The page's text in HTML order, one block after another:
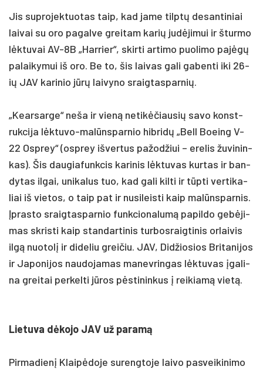
Jis su­pro­jek­tuo­tas taip, kad ja­me tilptų de­san­ti­niai
lai­vai su oro pa­gal­ve grei­tam ka­rių judė­ji­mui ir štur­mo
lėktu­vai AV-8B „Har­rier“, skir­ti ar­ti­mo puo­li­mo pa­jėgų
pa­lai­ky­mui iš oro. Be to, šis lai­vas ga­li ga­ben­ti iki 26-
ių JAV ka­ri­nio jūrų lai­vy­no sraig­tas­par­nių.
„Kear­sar­ge“ ne­ša ir vieną ne­tikė­čiau­sių sa­vo konst­
ruk­ci­ja lėktu­vo-malūns­par­nio hib­ridų „Bell Boeing V-
22 Osp­rey“ (osp­rey iš­ver­tus pa­žod­žiui – ere­lis žu­vi­nin­
kas). Šis dau­gia­funk­cis ka­ri­nis lėktu­vas kur­tas ir ban­
dy­tas il­gai, uni­ka­lus tuo, kad ga­li kil­ti ir tūpti ver­ti­ka­
liai iš vie­tos, o taip pat ir nu­si­leis­ti kaip malūns­par­nis.
Įpras­to sraig­tas­par­nio funk­cio­na­lumą pa­pil­do gebė­ji­
mas skris­ti kaip stan­dar­ti­nis tur­bos­raig­ti­nis or­lai­vis
ilgą nuo­tolį ir di­de­liu grei­čiu. JAV, Did­žio­sios Bri­ta­ni­jos
ir Ja­po­ni­jos nau­do­ja­mas ma­nev­rin­gas lėktu­vas įga­li­
na grei­tai per­kel­ti jūros pėsti­nin­kus į rei­kiamą vietą.
Lie­tu­va dėko­jo JAV už pa­ramą
Pir­ma­dienį Klaipė­do­je su­reng­to­je lai­vo pa­svei­ki­ni­mo